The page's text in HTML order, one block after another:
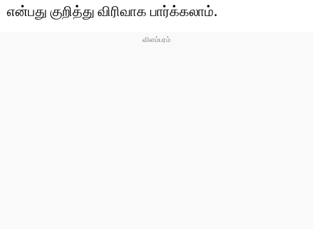
என்பது குறித்து விரிவாக பார்க்கலாம்.